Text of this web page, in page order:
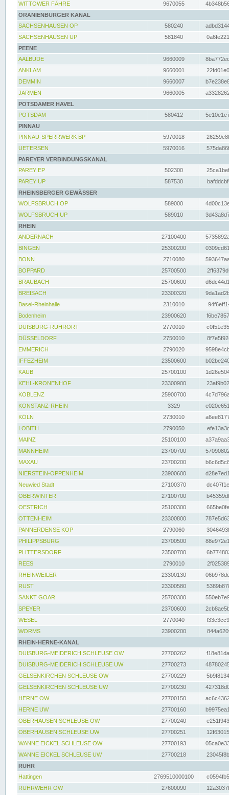
WITTOWER FÄHRE
9670055
ORANIENBURGER KANAL
SACHSENHAUSEN OP
580240
SACHSENHAUSEN UP
581840
PEENE
AALBUDE
9660009
ANKLAM
9660001
DEMMIN
9660007
JARMEN
9660005
POTSDAMER HAVEL
POTSDAM
580412
PINNAU
PINNAU-SPERRWERK BP
5970018
UETERSEN
5970016
PAREYER VERBINDUNGSKANAL
PAREY EP
502300
PAREY UP
587530
RHEINSBERGER GEWÄSSER
WOLFSBRUCH OP
589000
WOLFSBRUCH UP
589010
RHEIN
ANDERNACH
27100400
BINGEN
25300200
BONN
2710080
BOPPARD
25700500
BRAUBACH
25700600
BREISACH
23300320
Basel-Rheinhalle
2310010
Bodenheim
23900620
DUISBURG-RUHRORT
2770010
DÜSSELDORF
2750010
EMMERICH
2790020
IFFEZHEIM
23500600
KAUB
25700100
KEHL-KRONENHOF
23300900
KOBLENZ
25900700
KONSTANZ-RHEIN
3329
KÖLN
2730010
LOBITH
2790050
MAINZ
25100100
MANNHEIM
23700700
MAXAU
23700200
NIERSTEIN-OPPENHEIM
23900600
Neuwied Stadt
27100370
OBERWINTER
27100700
OESTRICH
25100300
OTTENHEIM
23300800
PANNERDENSE KOP
2790060
PHILIPPSBURG
23700500
PLITTERSDORF
23500700
REES
2790010
RHEINWEILER
23300130
RUST
23300580
SANKT GOAR
25700300
SPEYER
23700600
WESEL
2770040
WORMS
23900200
RHEIN-HERNE-KANAL
DUISBURG-MEIDERICH SCHLEUSE OW
27700262
DUISBURG-MEIDERICH SCHLEUSE UW
27700273
GELSENKIRCHEN SCHLEUSE OW
27700229
GELSENKIRCHEN SCHLEUSE UW
27700230
HERNE OW
27700150
HERNE UW
27700160
OBERHAUSEN SCHLEUSE OW
27700240
OBERHAUSEN SCHLEUSE UW
27700251
WANNE EICKEL SCHLEUSE OW
27700193
WANNE EICKEL SCHLEUSE UW
27700218
RUHR
Hattingen
2769510000100
RUHRWEHR OW
27600090